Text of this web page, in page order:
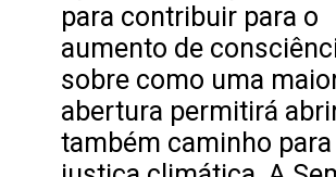
para contribuir para o
aumento de
sobre como uma
abertura permitirá
também caminho